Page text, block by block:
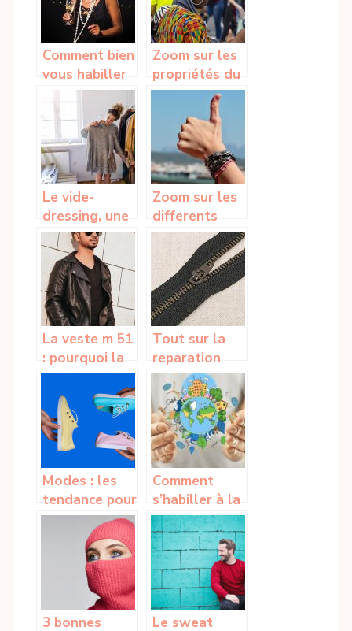
Comment bien
vous habiller
pour la soirée
de fiançailles
de votre
meilleure amie
?
Zoom sur les
propriétés du
tissu africain
Le vide-
dressing, une
tendance
pratique pour
le sens de
partage et
pour
renouveler sa
garde-robe
Zoom sur les
differents
types de
bracelets
pour hommes
La veste m 51
: pourquoi la
choisir et
quelles sont
ses
differentes
matieres de
fabrication ?
Tout sur la
reparation
d’une
fermeture
eclair
Modes : les
tendance pour
cette saison
printemps-ete
Comment
s’habiller à la
mode tout en
étant
écologique ?
3 bonnes Le sweat